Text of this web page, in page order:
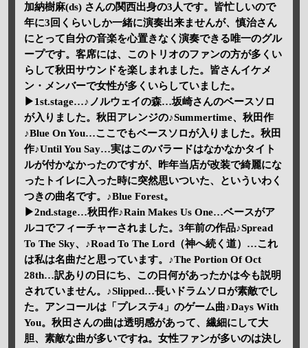
加納樹麻(ds) さんの関西出身の3人です。皆忙しいので
年に3回くらいしか一緒に演奏出来ませんが、慎治さん
にとって自分の音楽を心置きなく演奏できる唯一のグル
ープです。客席には、このトリオのファンの方が多くい
らして秋田サウンドを楽しまれました。皆さんイケメ
ン・メンバーで女性が多くいらしていました。
▶1st.stage…♪ノルウェイの森…坂崎さんのベースソロ
が入りました。秋田アレンジの♪Summertime、秋田作
♪Blue On You…ここでもベースソロが入りました。秋田
作♪Until You Say…実はこのバラードはなかなかタイト
ルが付かなかったのですが、昨年当店が改装で綺麗にな
ったトイレに入った時に突然思いついた、といういわく
つきの曲名です。♪Blue Forest。
▶2nd.stage…秋田作♪Rain Makes Us One…ベースがア
ルコでフィーチャーされました。3年前の作品♪Spread
To The Sky、♪Road To The Lord（神へ続く道）…これ
は私は名曲だと思っています。♪The Portion Of Oct
28th…訳ありの日にち、この日何があったかは今も説明
されていません。♪Slipped…長いドラムソロが素敵でし
た。アンコールは「プレステ4」のゲーム曲♪Days With
You。秋田さんの曲は透明感があって、繊細にして大
胆、素敵な曲が多いですね。女性ファンが多いのは決し